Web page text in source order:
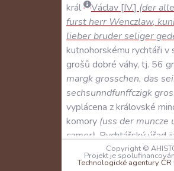
král
Václav IV. (der
furstherr Wenczlaw,
lieberbruderseliger
kutnohorskému rychtáři v
grošů dobré váhy, tj. 56
margkgrosschen, das
sechsunndfunffczigk
vyplácena zkrálovské
komory (uss dermuncze
camer) Rychtářskýúřad
Zikmundměstu Kutné
dosvědčuje příslušná
Copyright ©
Projekt je
Technologické agentury ČR